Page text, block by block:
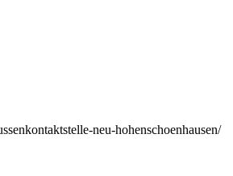
neu-hohenschoenhausen/